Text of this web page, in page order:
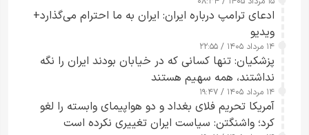
ادعای ترامپ درباره ایران: ایران به ما احترام می‌گذارد+
ویدیو
۱۴ مرداد ۱۴۰۵ / ۲۲:۵۵
پزشکیان: تنها کسانی که در خیابان بودند ایران را نگه
نداشتند، همه سهیم هستند
۱۴ مرداد ۱۴۰۵ / ۱۹:۴۷
آمریکا تحریم فلای بغداد و دو هواپیمای وابسته را لغو
کرد؛ واشنگتن: سیاست ایران تغییری نکرده است